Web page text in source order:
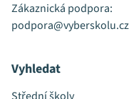
Zákaznická podpora:
podpora@vyberskolu.cz
Vyhledat